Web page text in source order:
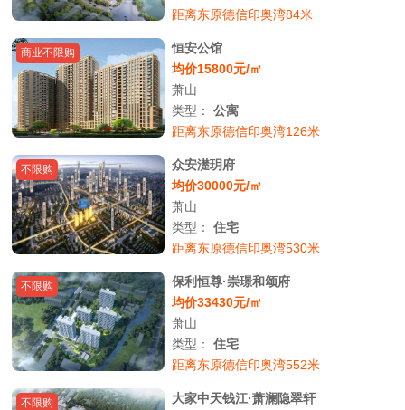
距离东原德信印奥湾84米
商业不限购
恒安公馆
均价15800元/㎡
萧山
类型：公寓
距离东原德信印奥湾126米
不限购
众安濋玥府
均价30000元/㎡
萧山
类型：住宅
距离东原德信印奥湾530米
不限购
保利恒尊·崇璟和颂府
均价33430元/㎡
萧山
类型：住宅
距离东原德信印奥湾552米
不限购
大家中天钱江·萧澜隐翠轩